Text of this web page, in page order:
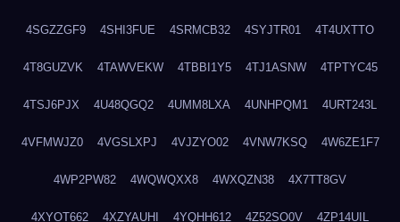
4SGZZGF9 4SHI3FUE 4SRMCB32 4SYJTR01 4T4UXTTO
4T8GUZVK 4TAWVEKW 4TBBI1Y5 4TJ1ASNW 4TPTYC45
4TSJ6PJX 4U48QGQ2 4UMM8LXA 4UNHPQM1 4URT243L
4VFMWJZ0 4VGSLXPJ 4VJZYO02 4VNW7KSQ 4W6ZE1F7
4WP2PW82 4WQWQXX8 4WXQZN38 4X7TT8GV
4XYOT662 4XZYAUHI 4YQHH612 4Z52SO0V 4ZP14UIL